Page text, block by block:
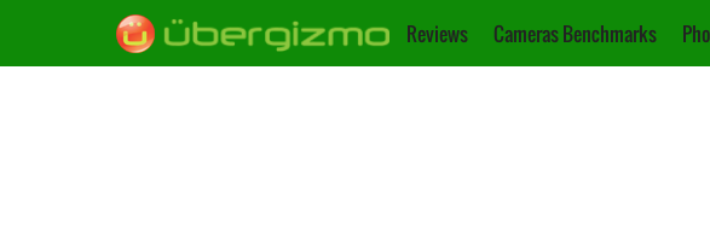
Reviews Cameras Benchmarks